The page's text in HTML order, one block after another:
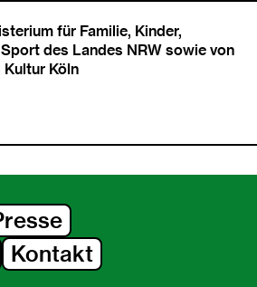
für Familie, Kinder,
des Landes NRW sowie von
Köln
Kontakt